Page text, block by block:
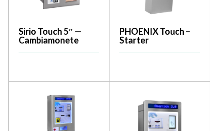
Sirio Touch 5″ —
Cambiamonete
PHOENIX Touch –
Starter